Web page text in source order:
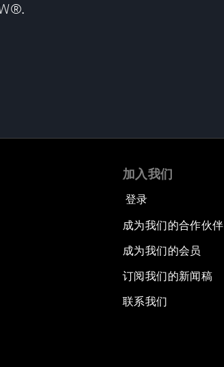
加入我们
登录
成为我们的合作伙伴
成为我们的会员
订阅我们的新闻稿
联系我们